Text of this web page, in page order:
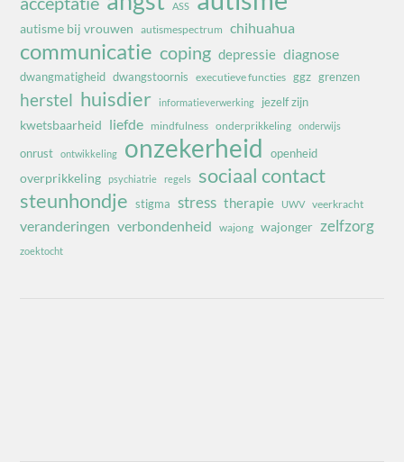
ASS
autisme bij vrouwen autismespectrum chihuahua
communicatie coping depressie diagnose
dwangmatigheid dwangstoornis executieve functies ggz grenzen
herstel huisdier informatieverwerking jezelf zijn
kwetsbaarheid liefde mindfulness onderprikkeling onderwijs
onrust ontwikkeling onzekerheid openheid
overprikkeling psychiatrie regels
sociaal contact
steunhondje stigma stress therapie UWV veerkracht
veranderingen verbondenheid wajong wajonger zelfzorg
zoektocht